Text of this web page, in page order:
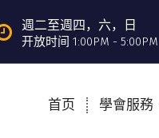
週二至週四，六，日
开放时间 1:00PM - 5:00PM
首页 學會服務